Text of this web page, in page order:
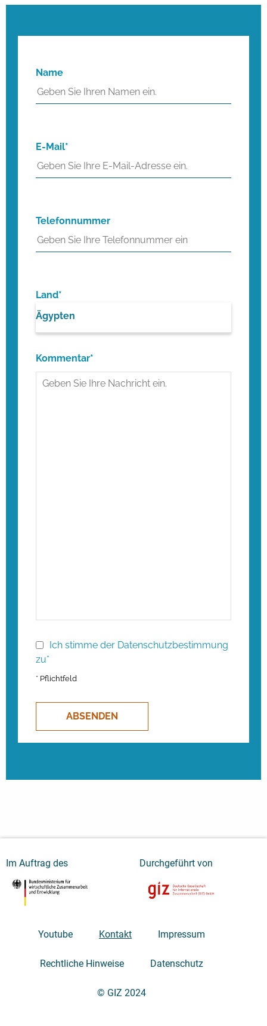
Name
E-Mail*
Telefonnummer
Land*
Ägypten
Kommentar*
Ich stimme der Datenschutzbestimmung
zu*
* Pflichtfeld
ABSENDEN
Im Auftrag des Durchgeführt von
Youtube Kontakt Impressum
Rechtliche Hinweise Datenschutz
© GIZ 2024